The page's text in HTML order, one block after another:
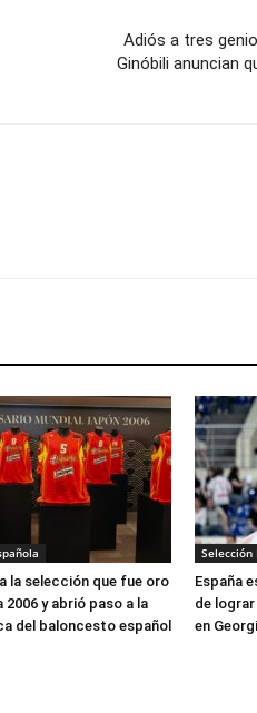
Adiós a tres
Ginóbili anuncian
la selección que fue oro
2006 y abrió paso a la
del baloncesto español
Selección
España
de
en